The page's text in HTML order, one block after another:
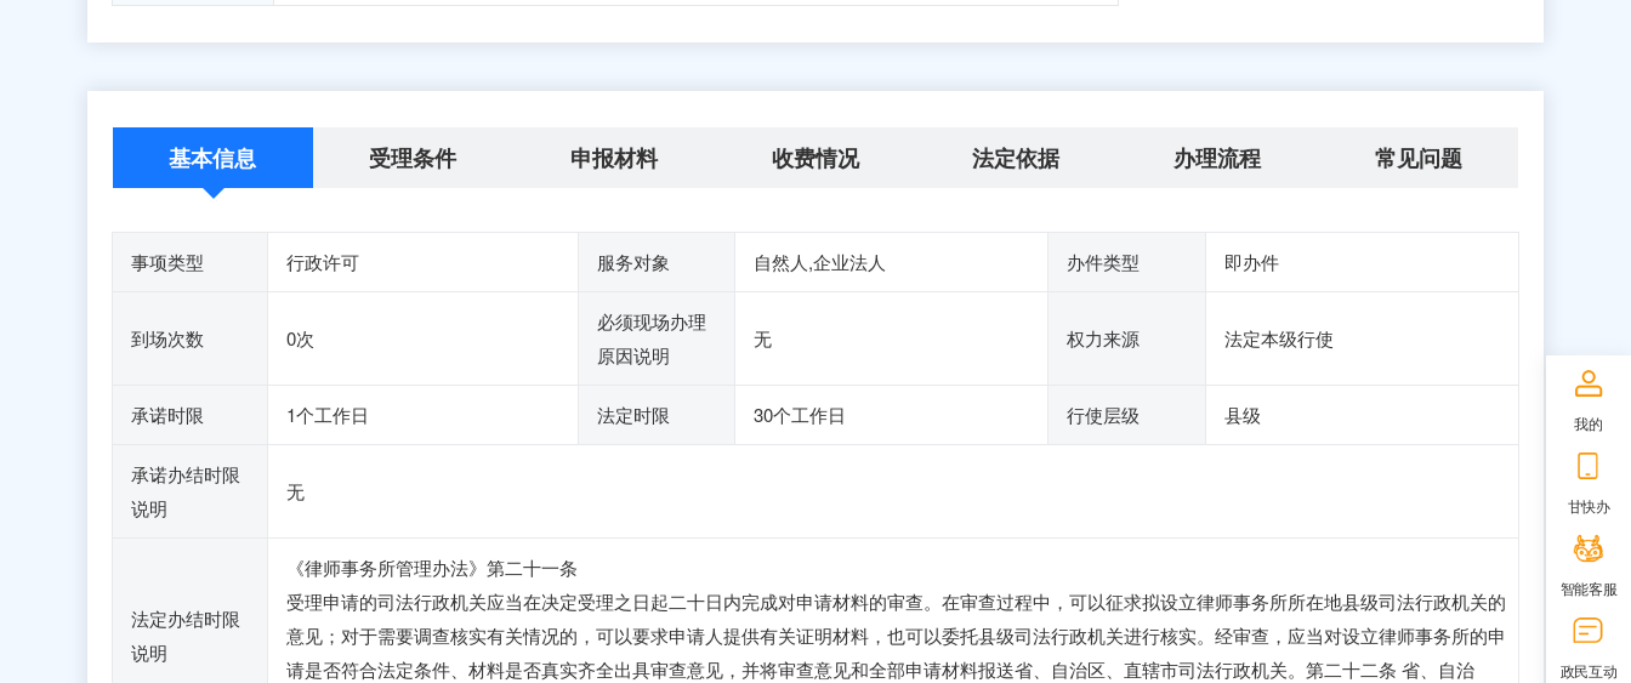
基本信息 受理条件 申报材料 收费情况 法定依据 办理流程 常见问题
事项类型 行政许可 服务对象 自然人,企业法人 办件类型 即办件
到场次数 0次
必须现场办理
原因说明
无 权力来源 法定本级行使
承诺时限 1个工作日 法定时限 30个工作日 行使层级 县级
承诺办结时限
说明
无
法定办结时限
说明
《律师事务所管理办法》第二十一条
受理申请的司法行政机关应当在决定受理之日起二十日内完成对申请材料的审查。在审查过程中，可以征求拟设立律师事务所所在地县级司法行政机关的
意见；对于需要调查核实有关情况的，可以要求申请人提供有关证明材料，也可以委托县级司法行政机关进行核实。经审查，应当对设立律师事务所的申
请是否符合法定条件、材料是否真实齐全出具审查意见，并将审查意见和全部申请材料报送省、自治区、直辖市司法行政机关。第二十二条 省、自治
我的
甘快办
智能客服
政民互动